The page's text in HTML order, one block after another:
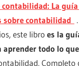
contabilidad: La
contabilidad
este libro es la
aprender todo lo
Completo